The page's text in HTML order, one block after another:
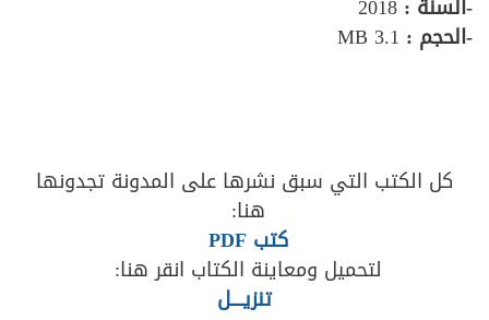
-السنة :
-الحجم :
كل الكتب التي سبق نشرها على المدونة تجدونها
هنا:
كتب PDF
لتحميل ومعاينة الكتاب انقر هنا:
تنزيــــل